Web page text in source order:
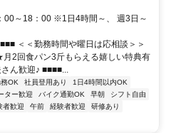
00～18：00 ※1日4時間～、 週3日～
＜＜勤務時間や曜日は応相談＞＞
2回食パン3斤もらえる嬉しい特典有
ん歓迎♪ ■■■■...
OK 社員登用あり
1日4時間以内OK
ター歓迎 バイク通勤OK 早朝
シフト自由
者歓迎 午前 経験者歓迎
研修あり